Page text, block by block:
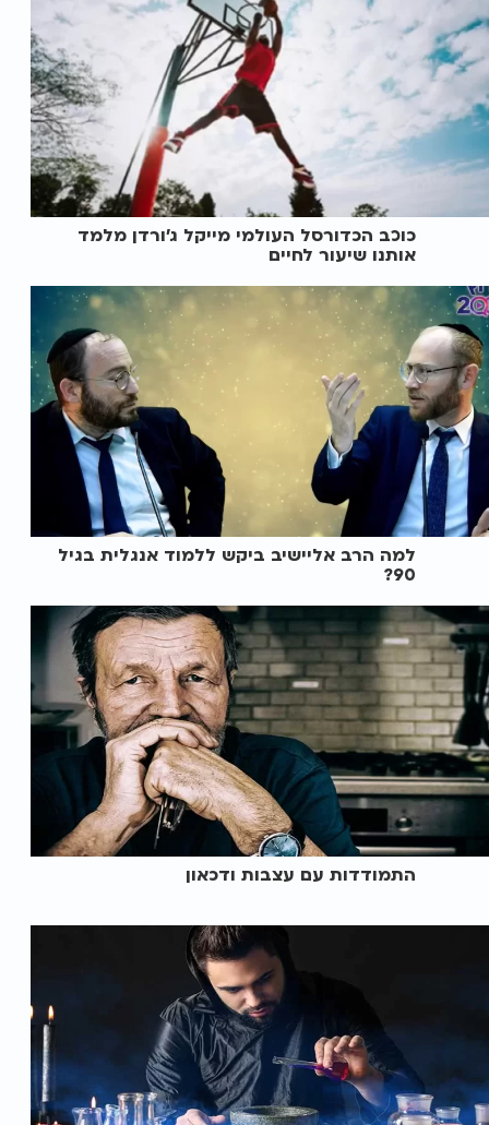
כוכב הכדורסל העולמי מייקל ג’ורדן מלמד
אותנו שיעור לחיים
למה הרב אליישיב ביקש ללמוד אנגלית בגיל
90?
התמודדות עם עצבות ודכאון